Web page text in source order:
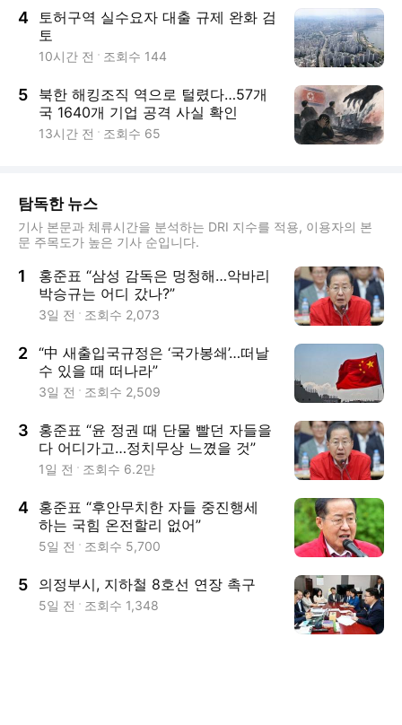
4 토허구역 실수요자 대출 규제 완화 검
토
10시간 전 조회수 144
5
북한 해킹조직 역으로 털렸다…57개
국 1640개 기업 공격 사실 확인
13시간 전 조회수 65
탐독한 뉴스
기사 본문과 체류시간을 분석하는 DRI 지수를 적용, 이용자의 본
문 주목도가 높은 기사 순입니다.
1
홍준표 “삼성 감독은 멍청해…악바리
박승규는 어디 갔나?”
3일 전 조회수 2,073
2 “中 새출입국규정은 ‘국가봉쇄’…떠날
수 있을 때 떠나라”
3일 전 조회수 2,509
3
홍준표 “윤 정권 때 단물 빨던 자들을
다 어디가고…정치무상 느꼈을 것”
1일 전 조회수 6.2만
4 홍준표 “후안무치한 자들 중진행세
하는 국힘 온전할리 없어”
5일 전 조회수 5,700
5 의정부시, 지하철 8호선 연장 촉구
5일 전 조회수 1,348